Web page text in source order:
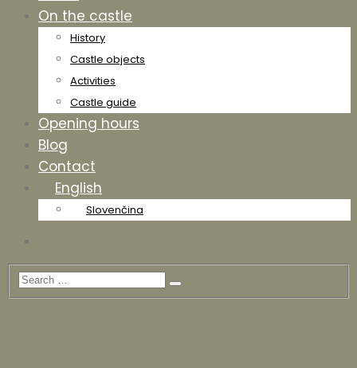
On the castle
History
Castle objects
Activities
Castle guide
Opening hours
Blog
Contact
English
Slovenčina